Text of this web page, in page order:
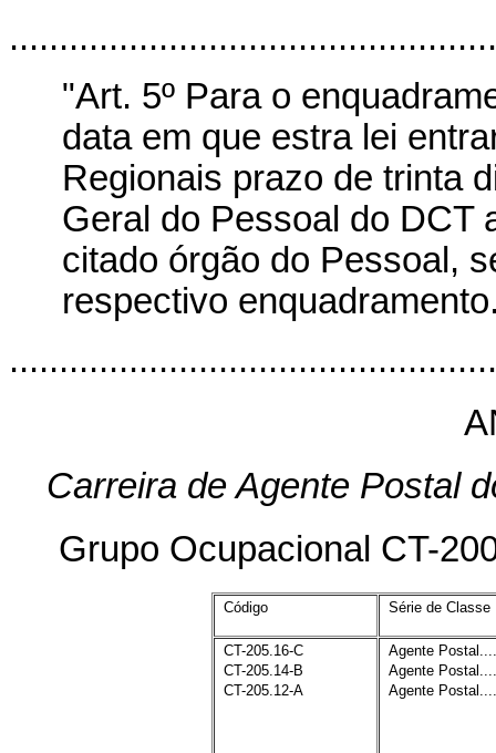
"Art. 5º Para o
data em que estra lei
Regionais prazo de trinta
Geral do Pessoal do DCT
citado órgão do Pessoal,
respectivo
Carreira de Agente Postal
Grupo Ocupacional CT-
Código Série de Classe
CT-205.16-C
CT-205.14-B
CT-205.12-A
Agente Postal....
Agente Postal....
Agente Postal....